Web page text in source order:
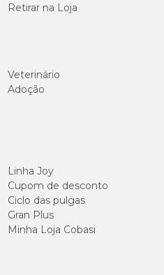
Retirar na Loja
Veterinário
Adoção
Linha Joy
Cupom de desconto
Ciclo das pulgas
Gran Plus
Minha Loja Cobasi